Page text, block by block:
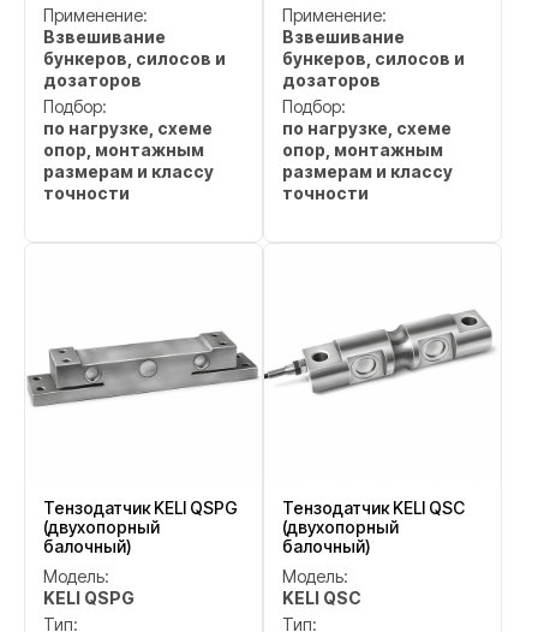
Применение:
Взвешивание
бункеров, силосов и
дозаторов
Подбор:
по нагрузке, схеме
опор, монтажным
размерам и классу
точности
Применение:
Взвешивание
бункеров, силосов и
дозаторов
Подбор:
по нагрузке, схеме
опор, монтажным
размерам и классу
точности
Тензодатчик KELI QSPG
(двухопорный
балочный)
Модель:
KELI QSPG
Тип:
Тензодатчик KELI QSC
(двухопорный
балочный)
Модель:
KELI QSC
Тип: